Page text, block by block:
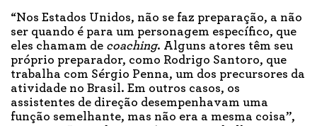
“Nos Estados Unidos, não se faz preparação, a não
ser quando é para um personagem específico, que
eles chamam de coaching. Alguns atores têm seu
próprio preparador, como Rodrigo Santoro, que
trabalha com Sérgio Penna, um dos precursores da
atividade no Brasil. Em outros casos, os
assistentes de direção desempenhavam uma
função semelhante, mas não era a mesma coisa”,